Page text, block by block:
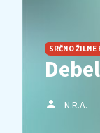
SRČNO ŽILNE
N.R.A.